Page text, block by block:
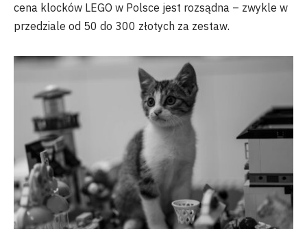
cena klocków LEGO w Polsce jest rozsądna – zwykle w
przedziale od 50 do 300 złotych za zestaw.